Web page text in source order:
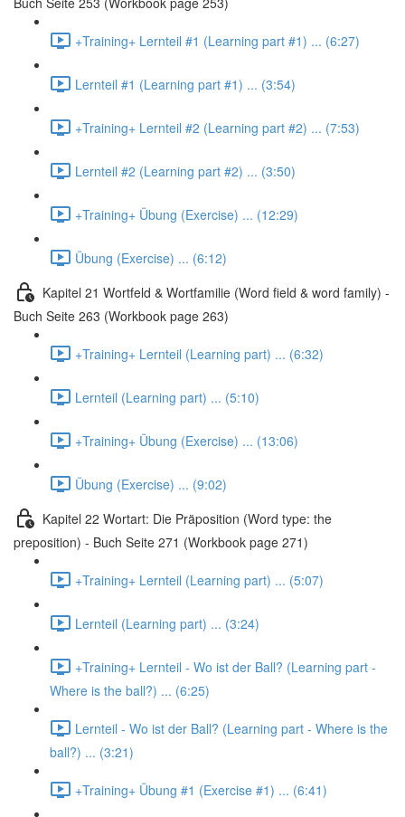
+Training+ Lernteil #1 (Learning part #1) ... (6:27)
Lernteil #1 (Learning part #1) ... (3:54)
+Training+ Lernteil #2 (Learning part #2) ... (7:53)
Lernteil #2 (Learning part #2) ... (3:50)
+Training+ Übung (Exercise) ... (12:29)
Übung (Exercise) ... (6:12)
Kapitel 21 Wortfeld & Wortfamilie (Word field & word family) -
Buch Seite 263 (Workbook page 263)
+Training+ Lernteil (Learning part) ... (6:32)
Lernteil (Learning part) ... (5:10)
+Training+ Übung (Exercise) ... (13:06)
Übung (Exercise) ... (9:02)
Kapitel 22 Wortart: Die Präposition (Word type: the
preposition) - Buch Seite 271 (Workbook page 271)
+Training+ Lernteil (Learning part) ... (5:07)
Lernteil (Learning part) ... (3:24)
+Training+ Lernteil - Wo ist der Ball? (Learning part -
Where is the ball?) ... (6:25)
Lernteil - Wo ist der Ball? (Learning part - Where is the
ball?) ... (3:21)
+Training+ Übung #1 (Exercise #1) ... (6:41)